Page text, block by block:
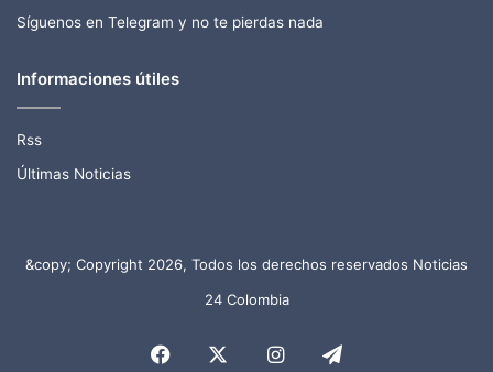
Síguenos en Telegram y no te pierdas nada
Informaciones útiles
Rss
Últimas Noticias
&copy; Copyright 2026, Todos los derechos reservados Noticias
24 Colombia
Facebook InstagramTelegram